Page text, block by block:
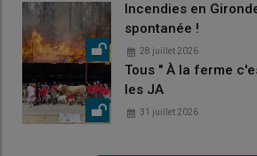
Incendies en
spontanée !
28 juillet 2026
Tous " À la ferme
les JA
31 juillet 2026